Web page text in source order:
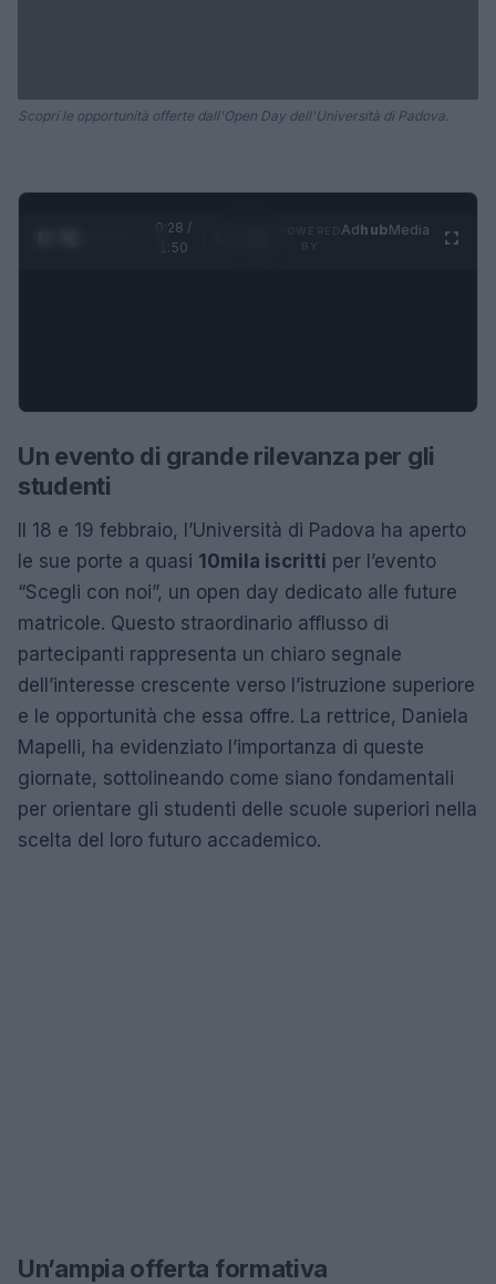
Scopri le opportunità offerte dall'Open Day dell'Università di Padova.
0:28 /
1:50
AdhubMedia
Un evento di grande rilevanza per gli
studenti
Il 18 e 19 febbraio, l’Università di Padova ha aperto
le sue porte a quasi 10mila iscritti per l’evento
“Scegli con noi”, un open day dedicato alle future
matricole. Questo straordinario afflusso di
partecipanti rappresenta un chiaro segnale
dell’interesse crescente verso l’istruzione superiore
e le opportunità che essa offre. La rettrice, Daniela
Mapelli, ha evidenziato l’importanza di queste
giornate, sottolineando come siano fondamentali
per orientare gli studenti delle scuole superiori nella
scelta del loro futuro accademico.
Un’ampia offerta formativa